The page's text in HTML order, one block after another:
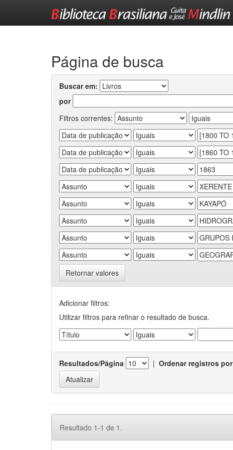
Página de busca
Buscar em:
por
Filtros correntes:
Retornar valores
Adicionar filtros:
Utilizar filtros para refinar o resultado de busca.
Resultados/Página | Ordenar registros por
Resultado 1-1 de 1.